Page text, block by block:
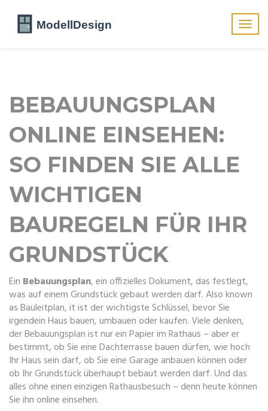
BEBAUUNGSPLAN
ONLINE EINSEHEN:
SO FINDEN SIE ALLE
WICHTIGEN
BAUREGELN FÜR IHR
GRUNDSTÜCK
Ein Bebauungsplan,ein offizielles Dokument, das festlegt,
was auf einem Grundstück gebaut werden darf. Also known
asBauleitplan, it ist der wichtigste Schlüssel, bevor Sie
irgendein Haus bauen, umbauen oder kaufen.Viele denken,
der Bebauungsplan ist nur ein Papier im Rathaus – aber er
bestimmt, ob Sie eine Dachterrasse bauen dürfen, wie hoch
Ihr Haus sein darf, ob Sie eine Garage anbauen können oder
ob Ihr Grundstück überhaupt bebaut werden darf. Und das
alles ohne einen einzigen Rathausbesuch – denn heute können
Sie ihn online einsehen.